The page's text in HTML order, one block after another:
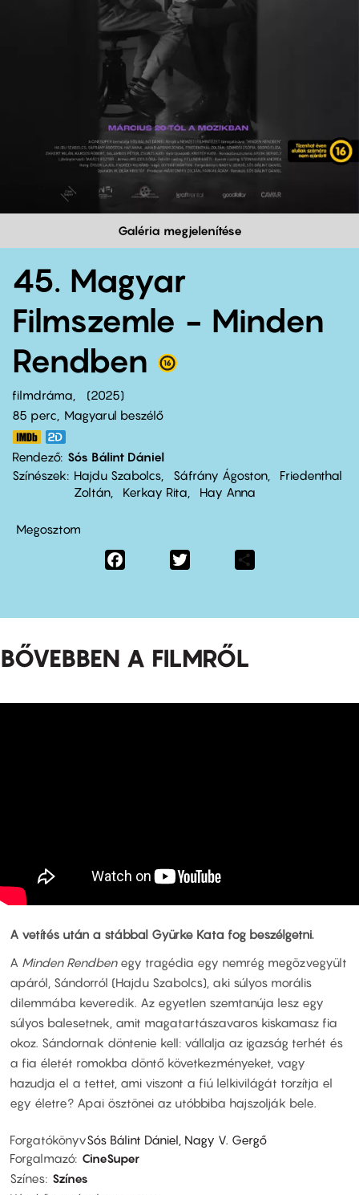
Galéria megjelenítése
45. Magyar
Filmszemle - Minden
Rendben
filmdráma
2025
85 perc,
Magyarul beszélő
Rendező Sós Bálint Dániel
Színészek
Hajdu Szabolcs Sáfrány Ágoston
Friedenthal
Zoltán
Kerkay Rita Hay Anna
Megosztom
Facebook
BŐVEBBEN A FILMRŐL
A vetítés után a stábbal Gyürke Kata fog beszélgetni.
A Minden Rendbenegy tragédia egy nemrég megözvegyült
apáról, Sándorról (Hajdu Szabolcs), aki súlyos morális
dilemmába keveredik. Az egyetlen szemtanúja lesz egy
súlyos balesetnek, amit magatartászavaros kiskamasz fia
okoz. Sándornak döntenie kell: vállalja az igazság terhét és
a fia életét romokba döntő következményeket, vagy
hazudja el a tettet, ami viszont a fiú lelkivilágát torzítja el
egy életre? Apai ösztönei az utóbbiba hajszolják bele.
ForgatókönyvSós Bálint Dániel, Nagy V. Gergő
Forgalmazó CineSuper
Színes Színes